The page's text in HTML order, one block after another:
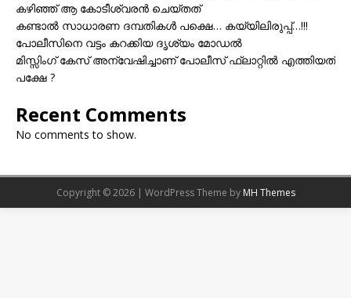
കഴിഞ്ഞ് ആ കോടീശ്വരൻ ചെയ്തത്
കണ്ടാൽ സാധാരണ ദമ്പതികൾ പക്ഷെ… കയ്യിലിരുപ്പ്…!!!
പോലീസിനെ വട്ടം കറക്കിയ ദൃശ്യം മോഡല്‍
മിസ്സിംഗ് കേസ് അന്വേഷിച്ചാണ് പോലീസ് ഫ്ലാറ്റിൽ എത്തിയത്
പക്ഷേ ?
Recent Comments
No comments to show.
Copyright © 2026 | WordPress Theme by MH Themes